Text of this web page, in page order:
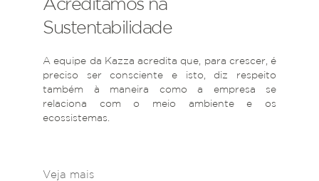
Sustentabilidade
A equipe da Kazza acredita que, para crescer, é
preciso ser consciente e isto, diz respeito
também à maneira como a empresa se
relaciona com o meio ambiente e os
ecossistemas.
Veja mais